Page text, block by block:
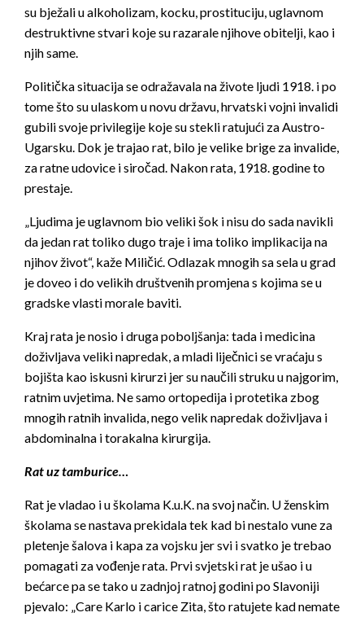
su bježali u alkoholizam, kocku, prostituciju, uglavnom
destruktivne stvari koje su razarale njihove obitelji, kao i
njih same.
Politička situacija se odražavala na živote ljudi 1918. i po
tome što su ulaskom u novu državu, hrvatski vojni invalidi
gubili svoje privilegije koje su stekli ratujući za Austro-
Ugarsku. Dok je trajao rat, bilo je velike brige za invalide,
za ratne udovice i siročad. Nakon rata, 1918. godine to
prestaje.
„Ljudima je uglavnom bio veliki šok i nisu do sada navikli
da jedan rat toliko dugo traje i ima toliko implikacija na
njihov život“, kaže Miličić. Odlazak mnogih sa sela u grad
je doveo i do velikih društvenih promjena s kojima se u
gradske vlasti morale baviti.
Kraj rata je nosio i druga poboljšanja: tada i medicina
doživljava veliki napredak, a mladi liječnici se vraćaju s
bojišta kao iskusni kirurzi jer su naučili struku u najgorim,
ratnim uvjetima. Ne samo ortopedija i protetika zbog
mnogih ratnih invalida, nego velik napredak doživljava i
abdominalna i torakalna kirurgija.
Rat uz tamburice…
Rat je vladao i u školama K.u.K. na svoj način. U ženskim
školama se nastava prekidala tek kad bi nestalo vune za
pletenje šalova i kapa za vojsku jer svi i svatko je trebao
pomagati za vođenje rata. Prvi svjetski rat je ušao i u
bećarce pa se tako u zadnjoj ratnoj godini po Slavoniji
pjevalo: „Care Karlo i carice Zita, što ratujete kad nemate